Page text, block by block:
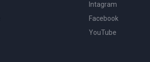
Intagram
Facebook
YouTube